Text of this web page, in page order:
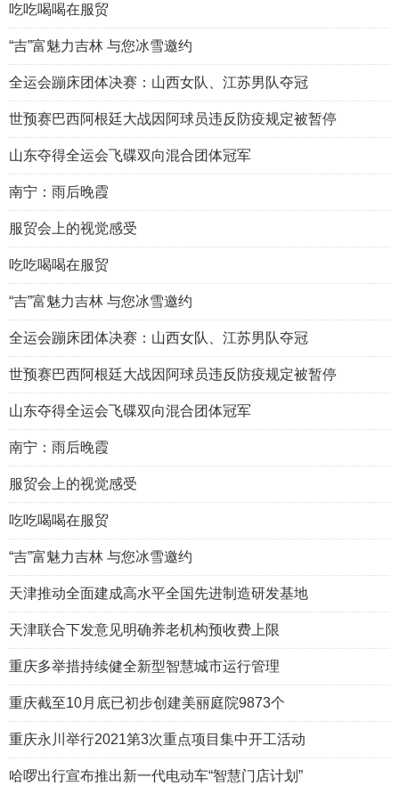
吃吃喝喝在服贸
“吉”富魅力吉林 与您冰雪邀约
全运会蹦床团体决赛：山西女队、江苏男队夺冠
世预赛巴西阿根廷大战因阿球员违反防疫规定被暂停
山东夺得全运会飞碟双向混合团体冠军
南宁：雨后晚霞
服贸会上的视觉感受
吃吃喝喝在服贸
“吉”富魅力吉林 与您冰雪邀约
全运会蹦床团体决赛：山西女队、江苏男队夺冠
世预赛巴西阿根廷大战因阿球员违反防疫规定被暂停
山东夺得全运会飞碟双向混合团体冠军
南宁：雨后晚霞
服贸会上的视觉感受
吃吃喝喝在服贸
“吉”富魅力吉林 与您冰雪邀约
天津推动全面建成高水平全国先进制造研发基地
天津联合下发意见明确养老机构预收费上限
重庆多举措持续健全新型智慧城市运行管理
重庆截至10月底已初步创建美丽庭院9873个
重庆永川举行2021第3次重点项目集中开工活动
哈啰出行宣布推出新一代电动车“智慧门店计划”